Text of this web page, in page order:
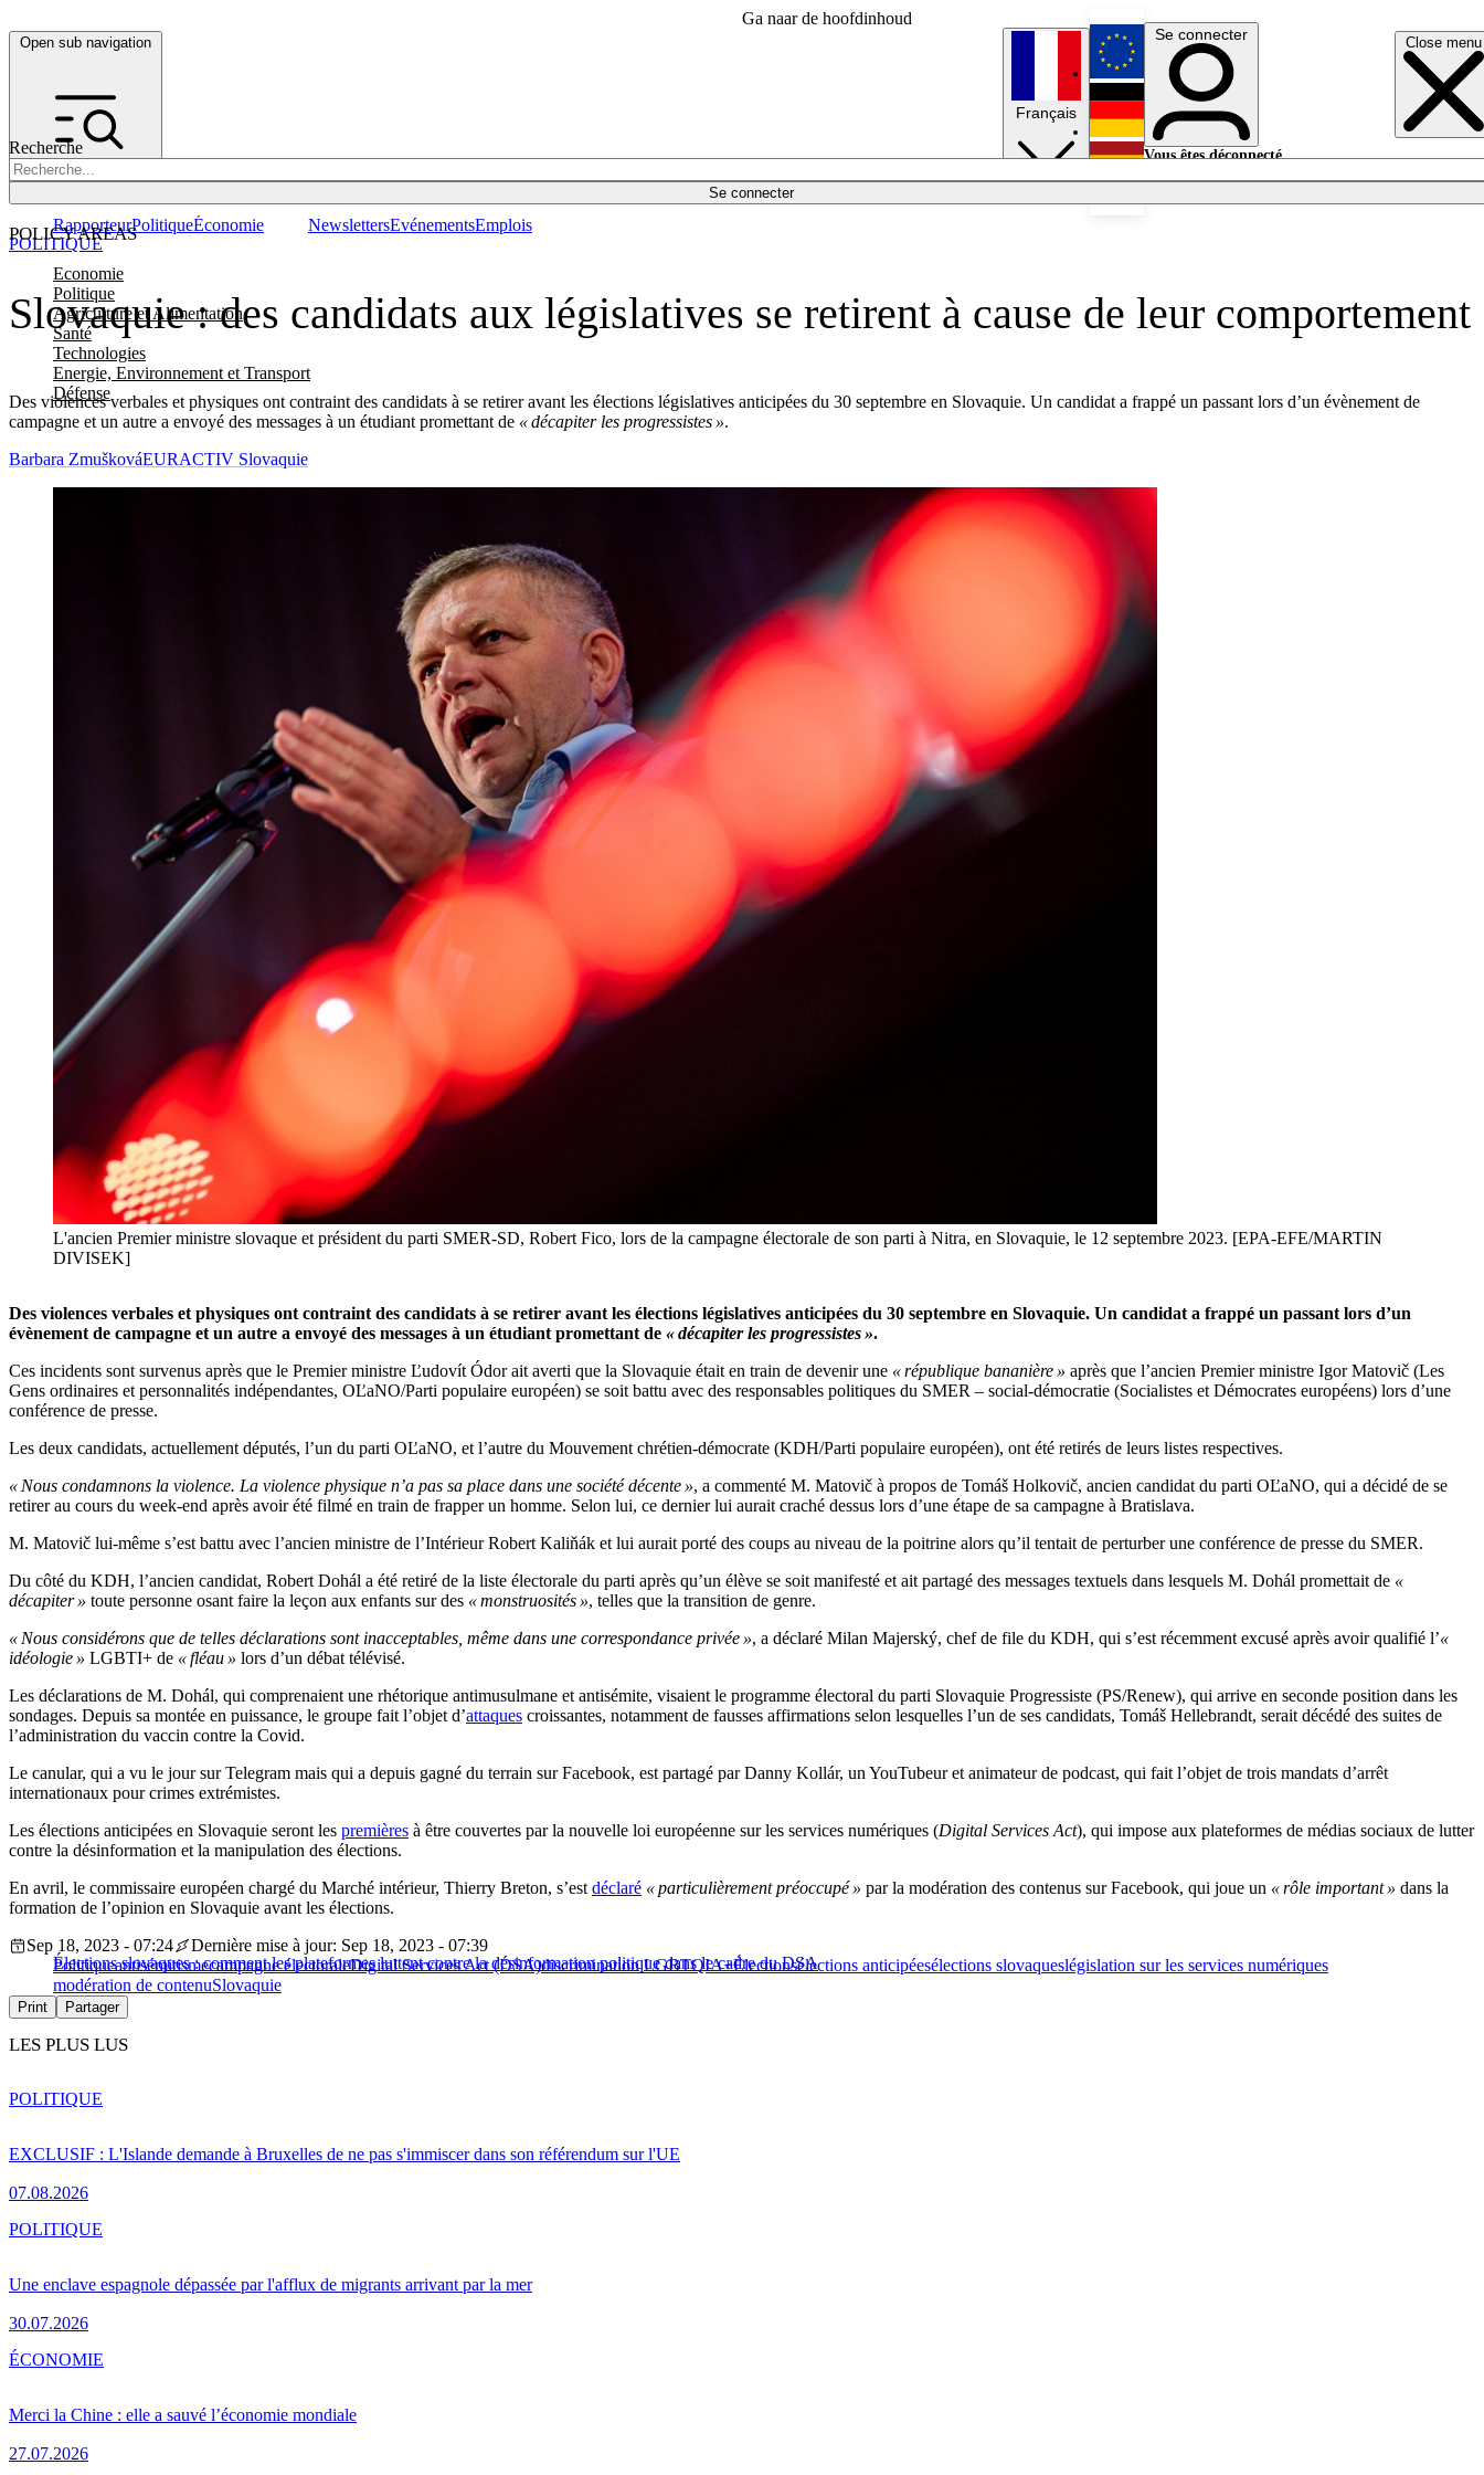
Ga naar de hoofdinhoud
Open sub navigation Close menu
Recherche
Se connecter
POLICY AREAS
Economie
Politique
Agriculture et Alimentation
Santé
Technologies
Energie, Environnement et Transport
Défense
RapporteurPolitiqueÉconomie NewslettersEvénementsEmplois
Français
English
Deutsch
Se connecter
Vous êtes déconnecté.
Slovaquie : des candidats aux législatives se retirent à cause de leur comportement
Des violences verbales et physiques ont contraint des candidats à se retirer avant les élections législatives anticipées du 30 septembre en Slovaquie. Un candidat a frappé un passant lors d’un évènement de
campagne et un autre a envoyé des messages à un étudiant promettant de « décapiter les progressistes ».
POLITIQUE
Barbara ZmuškováEURACTIV Slovaquie
L'ancien Premier ministre slovaque et président du parti SMER-SD, Robert Fico, lors de la campagne électorale de son parti à Nitra, en Slovaquie, le 12 septembre 2023. [EPA-EFE/MARTIN
DIVISEK]
Des violences verbales et physiques ont contraint des candidats à se retirer avant les élections législatives anticipées du 30 septembre en Slovaquie. Un candidat a frappé un passant lors d’un
évènement de campagne et un autre a envoyé des messages à un étudiant promettant de « décapiter les progressistes ».
Ces incidents sont survenus après que le Premier ministre Ľudovít Ódor ait averti que la Slovaquie était en train de devenir une « république bananière » après que l’ancien Premier ministre Igor Matovič (Les
Gens ordinaires et personnalités indépendantes, OĽaNO/Parti populaire européen) se soit battu avec des responsables politiques du SMER – social-démocratie (Socialistes et Démocrates européens) lors d’une
conférence de presse.
Les deux candidats, actuellement députés, l’un du parti OĽaNO, et l’autre du Mouvement chrétien-démocrate (KDH/Parti populaire européen), ont été retirés de leurs listes respectives.
« Nous condamnons la violence. La violence physique n’a pas sa place dans une société décente », a commenté M. Matovič à propos de Tomáš Holkovič, ancien candidat du parti OĽaNO, qui a décidé de se
retirer au cours du week-end après avoir été filmé en train de frapper un homme. Selon lui, ce dernier lui aurait craché dessus lors d’une étape de sa campagne à Bratislava.
M. Matovič lui-même s’est battu avec l’ancien ministre de l’Intérieur Robert Kaliňák et lui aurait porté des coups au niveau de la poitrine alors qu’il tentait de perturber une conférence de presse du SMER.
Du côté du KDH, l’ancien candidat, Robert Dohál a été retiré de la liste électorale du parti après qu’un élève se soit manifesté et ait partagé des messages textuels dans lesquels M. Dohál promettait de «
décapiter » toute personne osant faire la leçon aux enfants sur des « monstruosités », telles que la transition de genre.
« Nous considérons que de telles déclarations sont inacceptables, même dans une correspondance privée », a déclaré Milan Majerský, chef de file du KDH, qui s’est récemment excusé après avoir qualifié l’«
idéologie » LGBTI+ de « fléau » lors d’un débat télévisé.
Les déclarations de M. Dohál, qui comprenaient une rhétorique antimusulmane et antisémite, visaient le programme électoral du parti Slovaquie Progressiste (PS/Renew), qui arrive en seconde position dans les
sondages. Depuis sa montée en puissance, le groupe fait l’objet d’attaques croissantes, notamment de fausses affirmations selon lesquelles l’un de ses candidats, Tomáš Hellebrandt, serait décédé des suites de
l’administration du vaccin contre la Covid.
Le canular, qui a vu le jour sur Telegram mais qui a depuis gagné du terrain sur Facebook, est partagé par Danny Kollár, un YouTubeur et animateur de podcast, qui fait l’objet de trois mandats d’arrêt
internationaux pour crimes extrémistes.
Les élections anticipées en Slovaquie seront les premières à être couvertes par la nouvelle loi européenne sur les services numériques (Digital Services Act), qui impose aux plateformes de médias sociaux de lutter
contre la désinformation et la manipulation des élections.
En avril, le commissaire européen chargé du Marché intérieur, Thierry Breton, s’est déclaré « particulièrement préoccupé » par la modération des contenus sur Facebook, qui joue un « rôle important » dans la
formation de l’opinion en Slovaquie avant les élections.
Élections slovaques : comment les plateformes luttent contre la désinformation politique dans le cadre du DSA
Sep 18, 2023 - 07:24
Dernière mise à jour: Sep 18, 2023 - 07:39
Politiqueantisémitismecampagne électoraleDigital Services Act (DSA)discrimination LGBTQIA+Électionsélections anticipéesélections slovaqueslégislation sur les services numériques
modération de contenuSlovaquie
Print Partager
LES PLUS LUS
EXCLUSIF : L'Islande demande à Bruxelles de ne pas s'immiscer dans son référendum sur l'UE
07.08.2026
POLITIQUE
Une enclave espagnole dépassée par l'afflux de migrants arrivant par la mer
30.07.2026
POLITIQUE
Merci la Chine : elle a sauvé l’économie mondiale
27.07.2026
ÉCONOMIE